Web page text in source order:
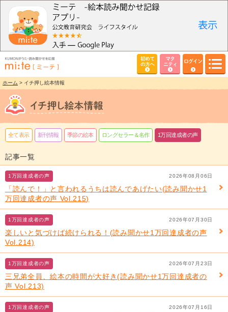
初めて
の方へ
マタ
ニティ
ログイン
ホーム > イチ押し絵本情報
全て表示 新刊情報 季節の絵本 ロングセラー＆名作 1万回達成者の声
記事一覧
2026年08月06日
1万回達成者の声
「読んで！」と言われるうちは読んであげたい(読み聞かせ1
万回達成者の声 Vol.215)
2026年07月30日
1万回達成者の声
楽しいと気づけば続けられる！(読み聞かせ1万回達成者の声
Vol.214)
2026年07月23日
1万回達成者の声
三兄弟全員、絵本の時間が大好き(読み聞かせ1万回達成者の
声 Vol.213)
2026年07月16日
1万回達成者の声